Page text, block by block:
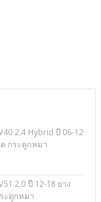
2.4 Hybrid ปี 06-12
กระดูกหมา
2.0 ปี 12-18 ยาง
ะดูกหมา